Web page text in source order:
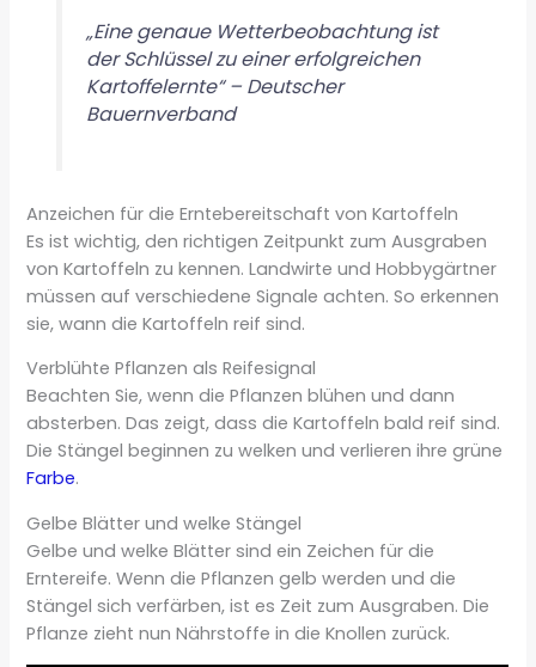
„Eine genaue Wetterbeobachtung ist
der Schlüssel zu einer erfolgreichen
Kartoffelernte“ – Deutscher
Bauernverband
Anzeichen für die Erntebereitschaft von Kartoffeln
Es ist wichtig, den richtigen Zeitpunkt zum Ausgraben
von Kartoffeln zu kennen. Landwirte und Hobbygärtner
müssen auf verschiedene Signale achten. So erkennen
sie, wann die Kartoffeln reif sind.
Verblühte Pflanzen als Reifesignal
Beachten Sie, wenn die Pflanzen blühen und dann
absterben. Das zeigt, dass die Kartoffeln bald reif sind.
Die Stängel beginnen zu welken und verlieren ihre grüne
Farbe.
Gelbe Blätter und welke Stängel
Gelbe und welke Blätter sind ein Zeichen für die
Erntereife. Wenn die Pflanzen gelb werden und die
Stängel sich verfärben, ist es Zeit zum Ausgraben. Die
Pflanze zieht nun Nährstoffe in die Knollen zurück.